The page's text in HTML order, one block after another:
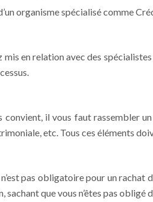
organisme spécialisé comme
en relation avec des
convient, il vous faut rassembler
etc. Tous ces éléments
pas obligatoire pour un
sachant que vous n’êtes pas